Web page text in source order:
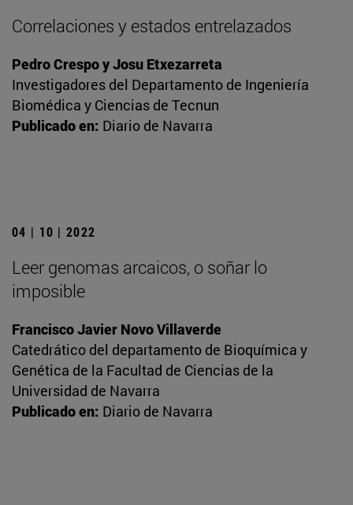
Correlaciones y estados entrelazados
Pedro Crespo y Josu Etxezarreta
Investigadores del Departamento de Ingeniería
Biomédica y Ciencias de Tecnun
Publicado en: Diario de Navarra
04 | 10 | 2022
Leer genomas arcaicos, o soñar lo
imposible
Francisco Javier Novo Villaverde
Catedrático del departamento de Bioquímica y
Genética de la Facultad de Ciencias de la
Universidad de Navarra
Publicado en: Diario de Navarra